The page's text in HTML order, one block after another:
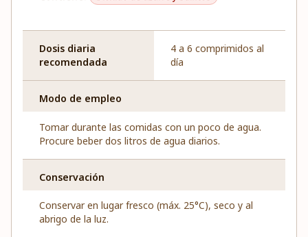
Dosis diaria
recomendada
4 a 6 comprimidos al
día
Modo de empleo
Tomar durante las comidas con un poco de agua.
Procure beber dos litros de agua diarios.
Conservación
Conservar en lugar fresco (máx. 25°C), seco y al
abrigo de la luz.